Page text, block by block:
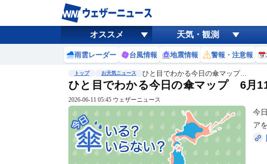
オススメ 天気・観測
雨雲レーダー 台風情報 地震情報 警報・注意報
トップ お天気ニュース ひと目でわかる今日の傘マップ…
ひと目でわかる今日の傘マップ 6月
2026-06-11 05:45 ウェザーニュース
今
ア